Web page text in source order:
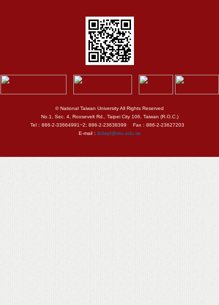
© National Taiwan University All Rights Reserved
No.1, Sec. 4, Roosevelt Rd., Taipei City 106, Taiwan (R.O.C.)
Tel：886-2-33664991~2; 886-2-23638399 Fax：886-2-23627203
E-mail： ibdept@ntu.edu.tw